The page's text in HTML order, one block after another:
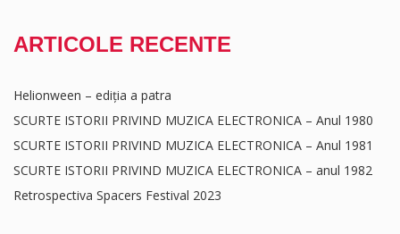
ARTICOLE RECENTE
Helionween – ediția a patra
SCURTE ISTORII PRIVIND MUZICA ELECTRONICA – Anul 1980
SCURTE ISTORII PRIVIND MUZICA ELECTRONICA – Anul 1981
SCURTE ISTORII PRIVIND MUZICA ELECTRONICA – anul 1982
Retrospectiva Spacers Festival 2023